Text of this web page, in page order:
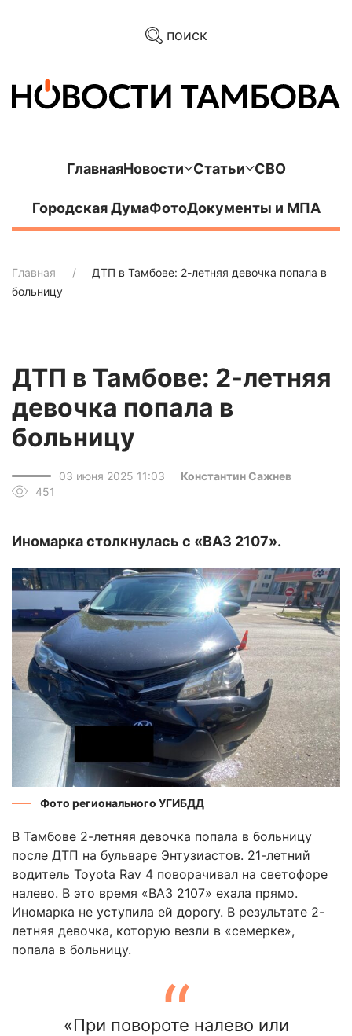
поиск
ГлавнаяНовости Статьи СВО
Городская ДумаФотоДокументы и МПА
Главная
ДТП в Тамбове: 2-летняя девочка попала в
больницу
ДТП в Тамбове: 2-летняя
девочка попала в
больницу
03 июня 2025 11:03
Константин Сажнев
451
Иномарка столкнулась с «ВАЗ 2107».
Фото регионального УГИБДД
В Тамбове 2-летняя девочка попала в больницу
после ДТП на бульваре Энтузиастов. 21-летний
водитель Toyota Rav 4 поворачивал на светофоре
налево. В это время «ВАЗ 2107» ехала прямо.
Иномарка не уступила ей дорогу. В результате 2-
летняя девочка, которую везли в «семерке»,
попала в больницу.
«При повороте налево или